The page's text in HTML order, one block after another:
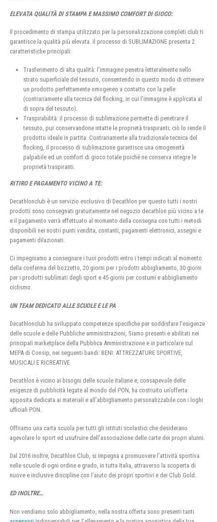
ELEVATA QUALITÀ DI STAMPA E MASSIMO COMFORT DI GIOCO:
Il procedimento di stampa utilizzato per la personalizzazione completi club ti
garantisce la qualità più elevata. Il processo di SUBLIMAZIONE presenta 2
caratteristiche principali:
Trasferimento di alta qualità: l’immagine penetra letteralmente nello
strato superficiale del tessuto, consentendo in questo modo di ottenere
un prodotto perfettamente omogeneo a contatto con la pelle
(contrariamente alla tecnica del flocking, in cui l’immagine è applicata al
di sopra del tessuto).
Traspirabilità: il processo di sublimazione permette di penetrare il
tessuto, pur conservandone intatte le proprietà traspiranti; ciò lo rende il
prodotto ideale in partita. Contrariamente alla tradizionale tecnica del
flocking, il processo di sublimazione garantisce una omogeneità
palpabile ed un comfort di gioco totale poiché ne conserva integre le
proprietà traspiranti.
RITIRO E PAGAMENTO VICINO A TE:
Decathlonclub è un servizio esclusivo di Decathlon per questo tutti i nostri
prodotti sono consegnati gratuitamente nel negozio decathlon più vicino a te
e il pagamento verrà effettuato al momento della consegna con tutti i metodi
disponibili nei nostri punti vendita, contanti, pagamenti elettronici, assegni e
pagamenti dilazionati.
Ci impegniamo a consegnare i tuoi prodotti entro i tempi indicati al momento
della conferma del bozzetto, 20 giorni per i prodotti abbigliamento, 30 giorni
per i prodotti sublimati degli sport e 45 giorni per costumi e abbigliamento
ciclismo.
UN TEAM DEDICATO ALLE SCUOLE E LE PA
Decathlonclub ha sviluppato competenze specifiche per soddisfare l’esigenze
delle scuole e delle Pubbliche amministrazioni, Siamo presenti e abilitati nei
principali marketplace della Pubblica Amministrazione e in particolare sul
MEPA di Consip, nei seguenti bandi: BENI: ATTREZZATURE SPORTIVE,
MUSICALI E RICREATIVE
Decathlon è vicino ai bisogni delle scuole italiane e, consapevole delle
esigenze di pubblicità legate al mondo del PON, ha costruito un’offerta
apposita dedicata ai materiali e all’abbigliamento personalizzabile con i loghi
ufficiali PON.
Offriamo una carta scuola per tutti gli istituti scolastici che desiderano
agevolare lo sport ed usufruire dell’associazione delle carte dei propri alunni.
Dal 2016 inoltre, Decathlon Club, si impegna a promuovere l’attività sportiva
nelle scuole di ogni ordine e grado, in tutta Italia, attraverso la scoperta di
nuove e inclusive discipline con l’aiuto dei propri sportivi e dei Club Gold.
ED INOLTRE…
Non vendiamo solo abbigliamento, nella nostra offerta sono presenti tanti